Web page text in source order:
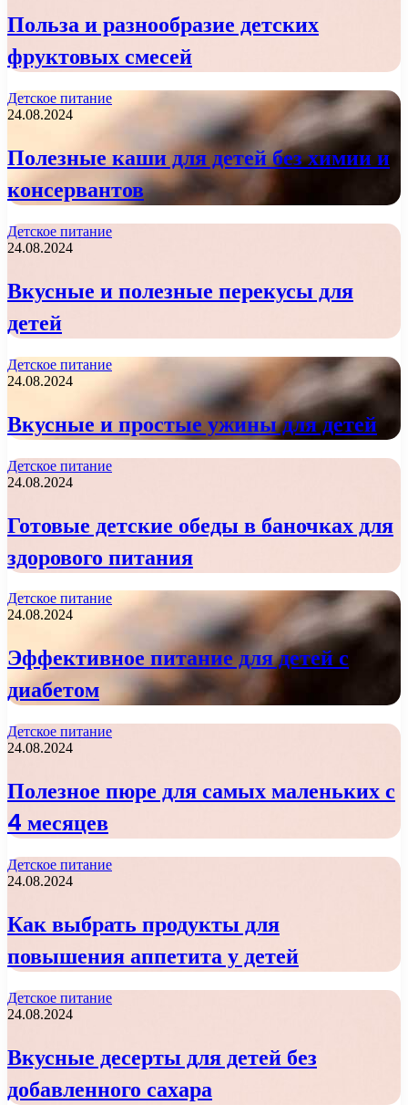
Польза и разнообразие детских
фруктовых смесей
Детское питание
24.08.2024
Полезные каши для детей без химии и
консервантов
Детское питание
24.08.2024
Вкусные и полезные перекусы для
детей
Детское питание
24.08.2024
Вкусные и простые ужины для детей
Детское питание
24.08.2024
Готовые детские обеды в баночках для
здорового питания
Детское питание
24.08.2024
Эффективное питание для детей с
диабетом
Детское питание
24.08.2024
Полезное пюре для самых маленьких с
4 месяцев
Детское питание
24.08.2024
Как выбрать продукты для
повышения аппетита у детей
Детское питание
24.08.2024
Вкусные десерты для детей без
добавленного сахара